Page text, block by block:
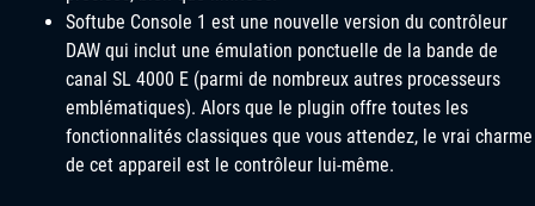
Softube Console 1 est une nouvelle version du contrôleur
DAW qui inclut une émulation ponctuelle de la bande de
canal SL 4000 E (parmi de nombreux autres processeurs
emblématiques). Alors que le plugin offre toutes les
fonctionnalités classiques que vous attendez, le vrai charme
de cet appareil est le contrôleur lui-même.